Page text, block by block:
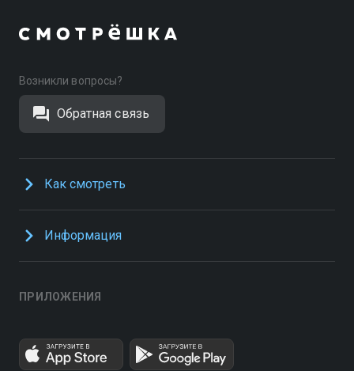
Возникли вопросы?
Обратная связь
Как смотреть
Информация
ПРИЛОЖЕНИЯ